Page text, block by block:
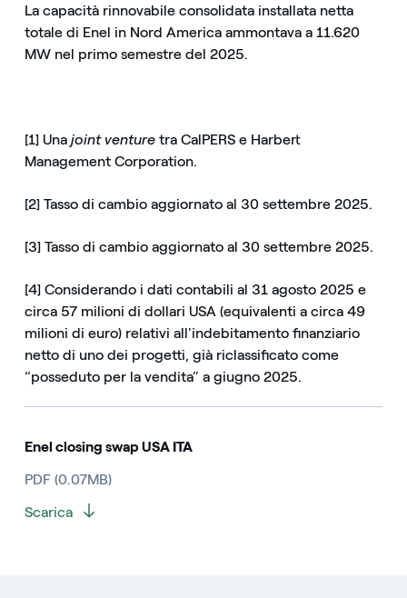
La capacità rinnovabile consolidata installata netta
totale di Enel in Nord America ammontava a 11.620
MW nel primo semestre del 2025.
[1] Una joint venturetra CalPERS e Harbert
Management Corporation.
[2] Tasso di cambio aggiornato al 30 settembre 2025.
[3] Tasso di cambio aggiornato al 30 settembre 2025.
[4] Considerando i dati contabili al 31 agosto 2025 e
circa 57 milioni di dollari USA (equivalenti a circa 49
milioni di euro) relativi all'indebitamento finanziario
netto di uno dei progetti, già riclassificato come
“posseduto per la vendita” a giugno 2025.
Enel closing swap USA ITA
PDF (0.07MB)
Scarica